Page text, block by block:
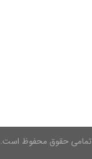
تمامی حقوق محفوظ است.